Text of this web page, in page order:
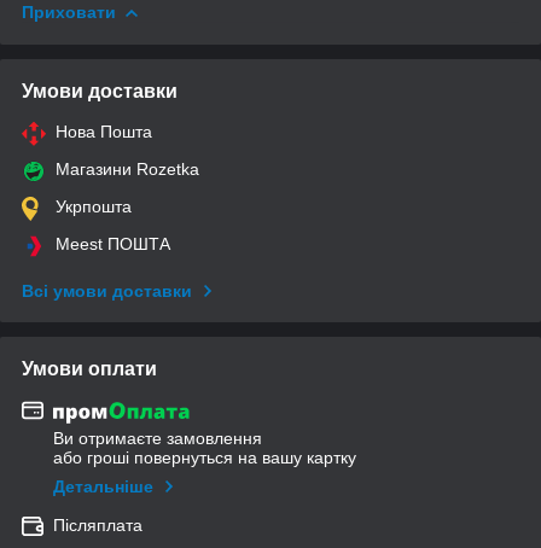
Приховати
Умови доставки
Нова Пошта
Магазини Rozetka
Укрпошта
Meest ПОШТА
Всі умови доставки
Умови оплати
Ви отримаєте замовлення
або гроші повернуться на вашу картку
Детальніше
Післяплата